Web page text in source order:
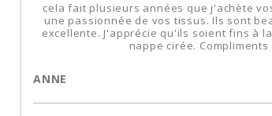
cela fait plusieurs années que j'achète
une passionnée de vos tissus. Ils sont
excellente. J'apprécie qu'ils soient fins à
nappe cirée. Compliments
ANNE